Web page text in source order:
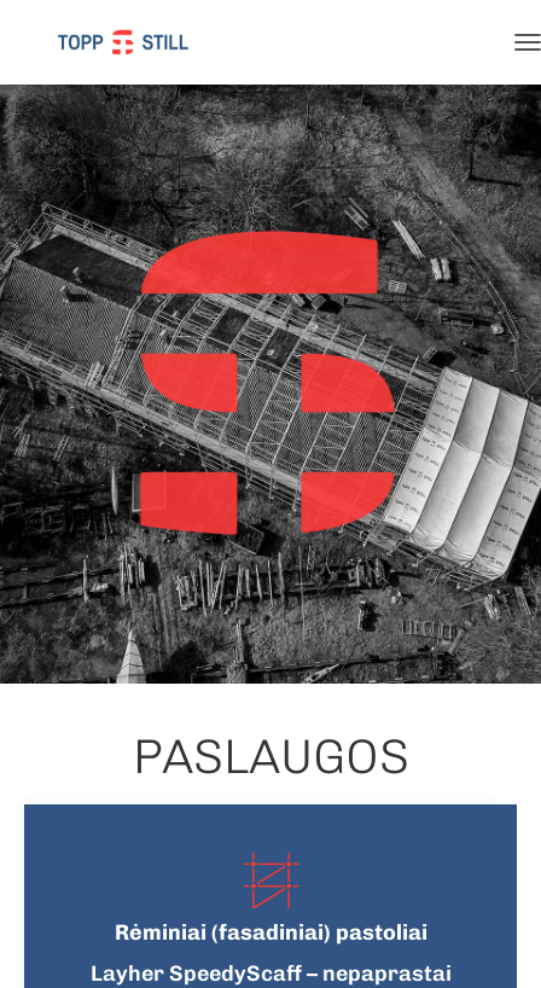
O
G
L
E
N
A
V
I
G
A
T
I
O
N
PASLAUGOS
Rėminiai (fasadiniai) pastoliai
Layher SpeedyScaff – nepaprastai